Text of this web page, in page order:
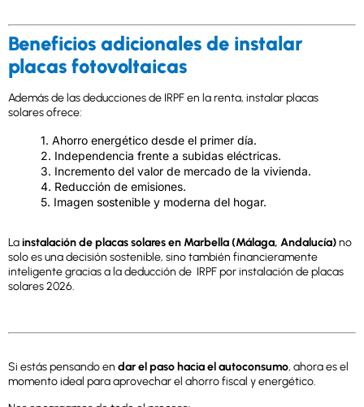
Beneficios adicionales de instalar
placas fotovoltaicas
Además de las deducciones de IRPF en la renta, instalar placas
solares ofrece:
1. Ahorro energético desde el primer día.
2. Independencia frente a subidas eléctricas.
3. Incremento del valor de mercado de la vivienda.
4. Reducción de emisiones.
5. Imagen sostenible y moderna del hogar.
Lainstalación de placassolares en Marbella (Málaga, Andalucía)no
solo es una decisión sostenible, sino también financieramente
inteligente gracias a la deducción de IRPF por instalación de placas
solares 2026.
Si estás pensando en dar el paso hacia el autoconsumo, ahora es el
momento ideal para aprovechar el ahorro fiscal y energético.